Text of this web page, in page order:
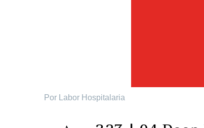
Por Labor Hospitalaria